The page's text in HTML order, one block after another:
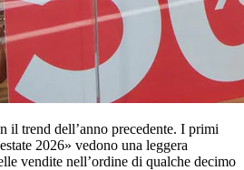
il trend dell’anno precedente. I primi
2026» vedono una leggera
vendite nell’ordine di qualche decimo